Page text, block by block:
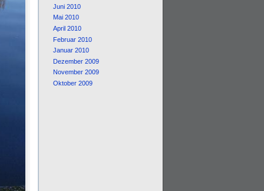
Juni 2010
Mai 2010
April 2010
Februar 2010
Januar 2010
Dezember 2009
November 2009
Oktober 2009